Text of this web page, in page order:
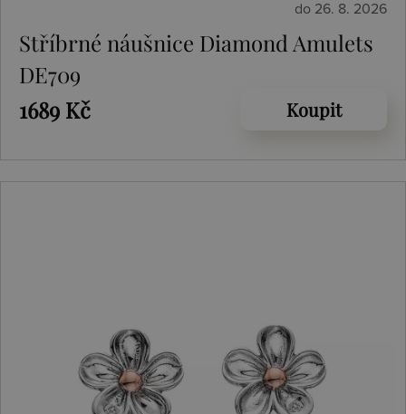
do 26. 8. 2026
Stříbrné náušnice Diamond Amulets
DE709
1689 Kč
Koupit